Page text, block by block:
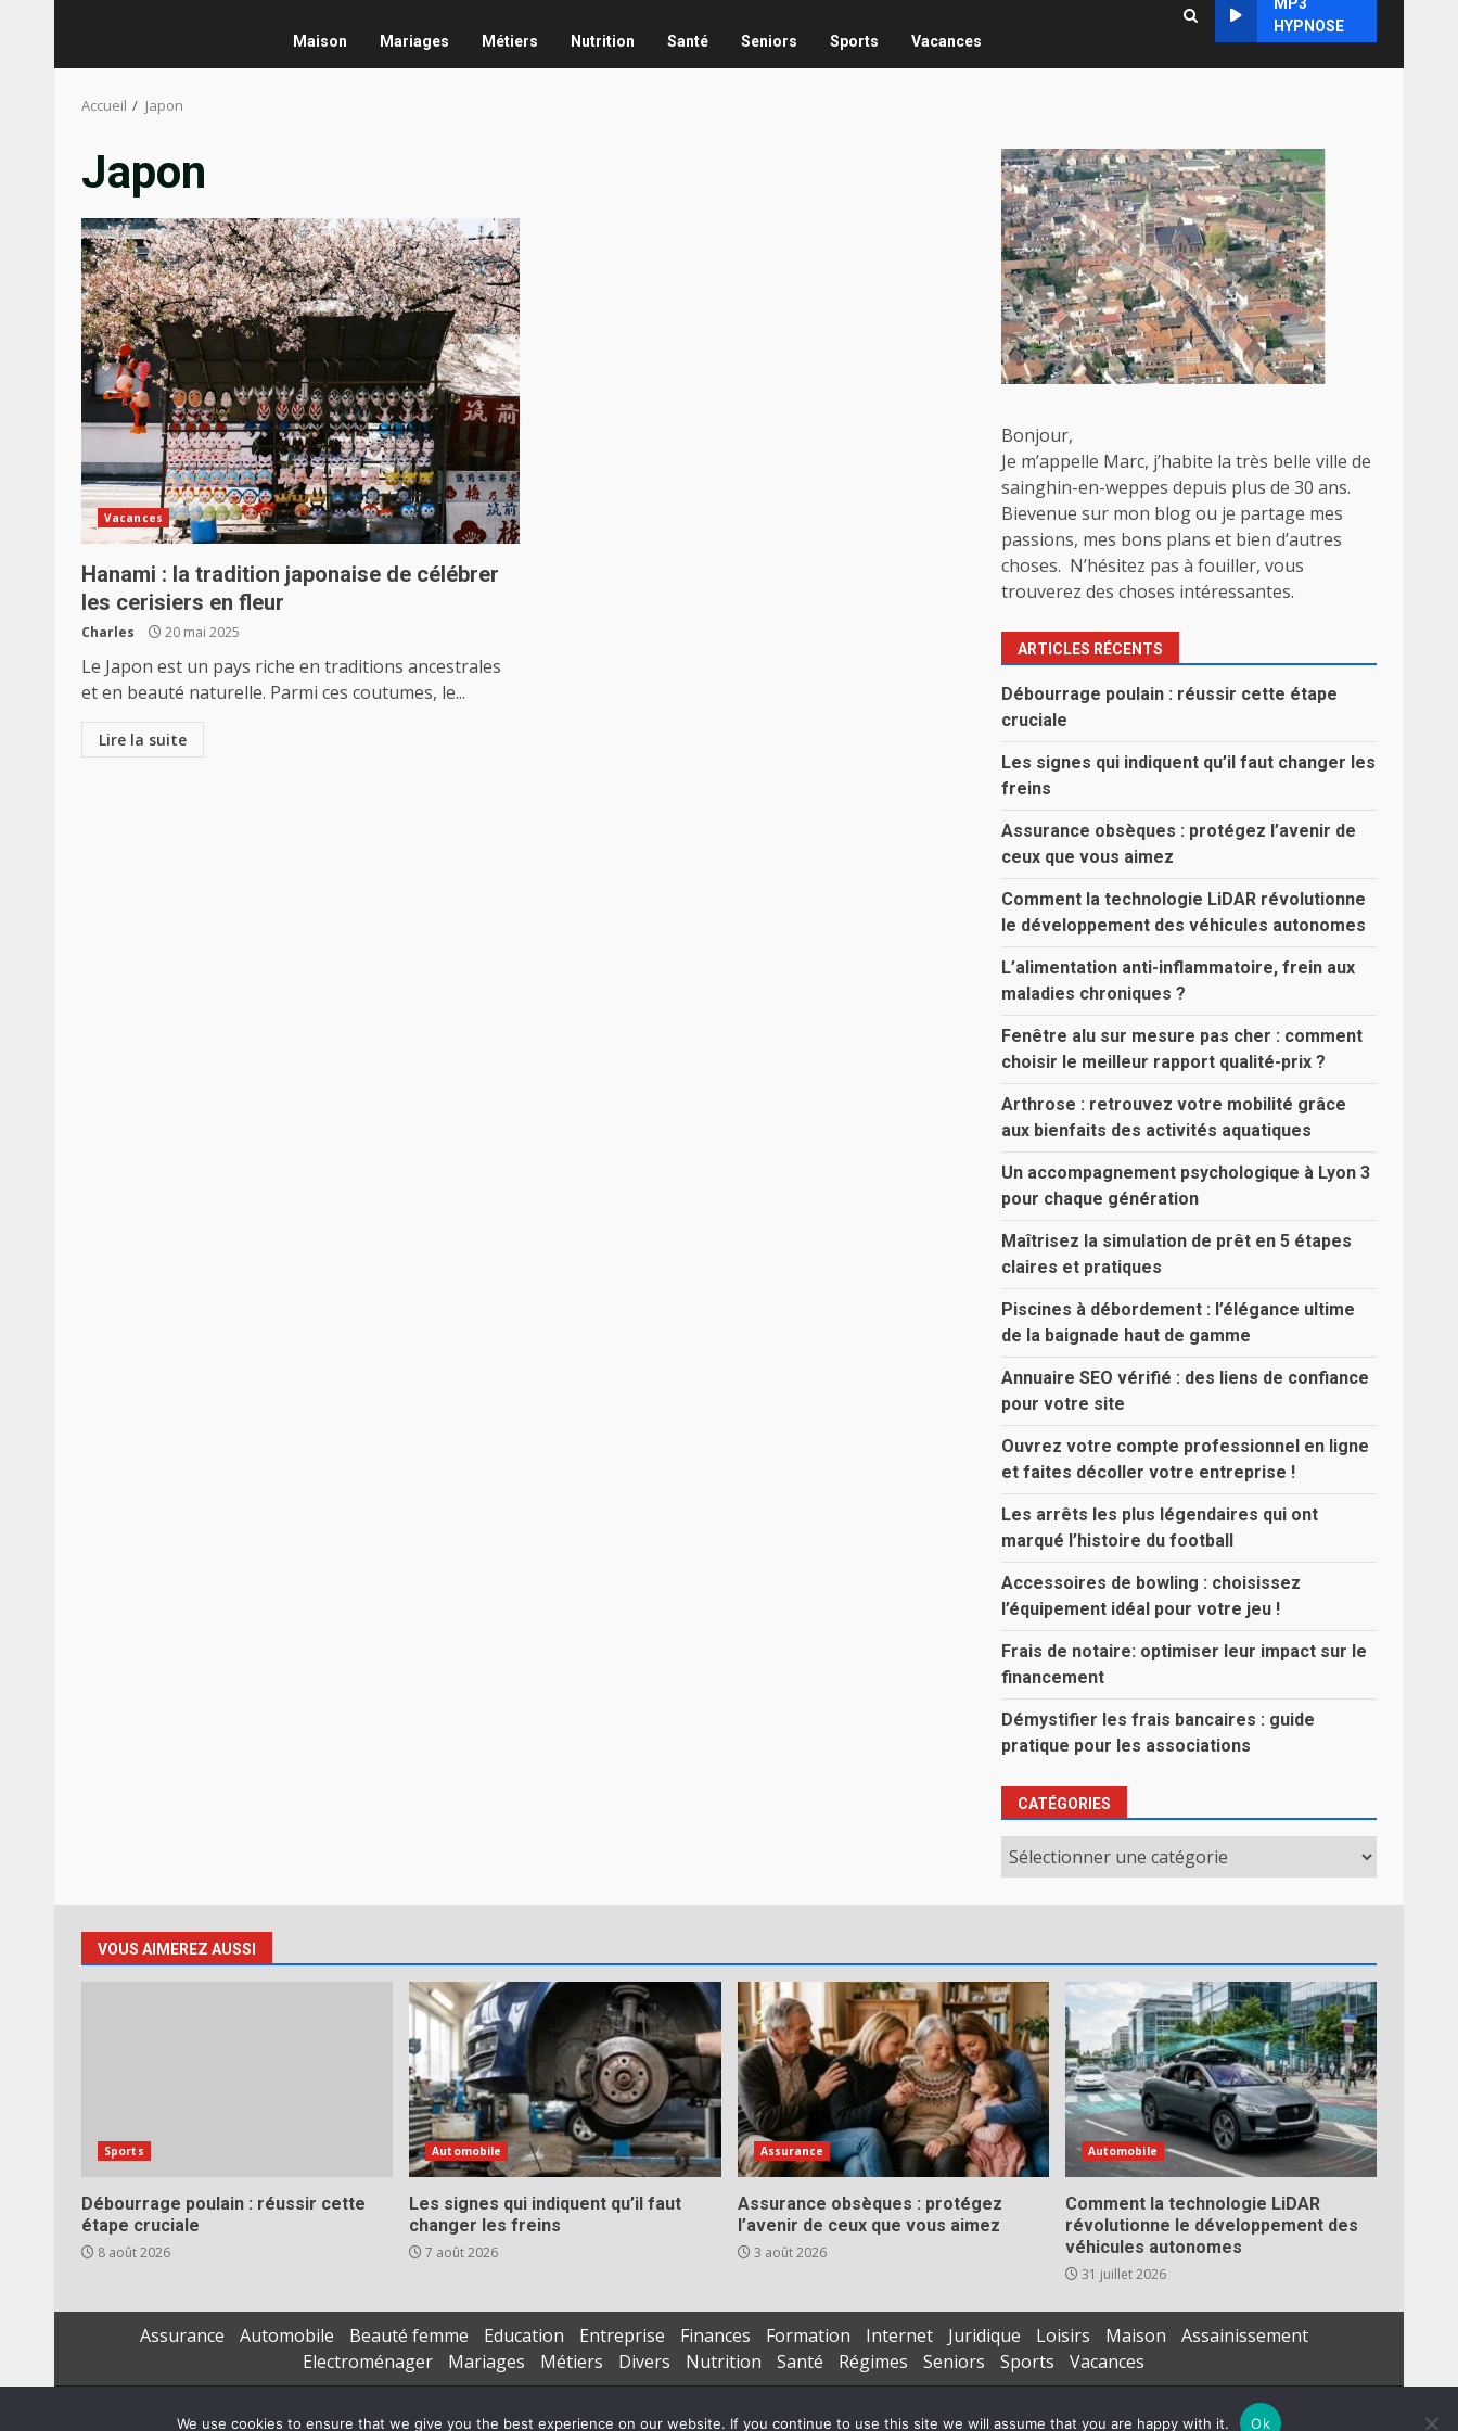
Maison Mariages Métiers Nutrition Santé Seniors Sports Vacances
HYPNOSE
Accueil Japon
Japon
Vacances
Hanami : la tradition japonaise de célébrer
les cerisiers en fleur
Charles 20 mai 2025
Le Japon est un pays riche en traditions ancestrales
et en beauté naturelle. Parmi ces coutumes, le...
Lire la suite
Bonjour,
Je m’appelle Marc, j’habite la très belle ville de
sainghin-en-weppes depuis plus de 30 ans.
Bievenue sur mon blog ou je partage mes
passions, mes bons plans et bien d’autres
choses. N’hésitez pas à fouiller, vous
trouverez des choses intéressantes.
ARTICLES RÉCENTS
Débourrage poulain : réussir cette étape
cruciale
Les signes qui indiquent qu’il faut changer les
freins
Assurance obsèques : protégez l’avenir de
ceux que vous aimez
Comment la technologie LiDAR révolutionne
le développement des véhicules autonomes
L’alimentation anti-inflammatoire, frein aux
maladies chroniques ?
Fenêtre alu sur mesure pas cher : comment
choisir le meilleur rapport qualité-prix ?
Arthrose : retrouvez votre mobilité grâce
aux bienfaits des activités aquatiques
Un accompagnement psychologique à Lyon 3
pour chaque génération
Maîtrisez la simulation de prêt en 5 étapes
claires et pratiques
Piscines à débordement : l’élégance ultime
de la baignade haut de gamme
Annuaire SEO vérifié : des liens de confiance
pour votre site
Ouvrez votre compte professionnel en ligne
et faites décoller votre entreprise !
Les arrêts les plus légendaires qui ont
marqué l’histoire du football
Accessoires de bowling : choisissez
l’équipement idéal pour votre jeu !
Frais de notaire: optimiser leur impact sur le
financement
Démystifier les frais bancaires : guide
pratique pour les associations
CATÉGORIES
Catégories
VOUS AIMEREZ AUSSI
Sports
Débourrage poulain : réussir cette
étape cruciale
8 août 2026
Automobile
Les signes qui indiquent qu’il faut
changer les freins
7 août 2026
Assurance
Assurance obsèques : protégez
l’avenir de ceux que vous aimez
3 août 2026
Automobile
Comment la technologie LiDAR
révolutionne le développement des
véhicules autonomes
31 juillet 2026
Assurance Automobile Beauté femme Education Entreprise Finances Formation Internet Juridique Loisirs Maison
Assainissement
Electroménager
Mariages Métiers Divers Nutrition Santé Régimes Seniors Sports
Vacances
We use cookies to ensure that we give you the best experience on our website. If you continue to use this site we will assume that you are happy with it. Ok